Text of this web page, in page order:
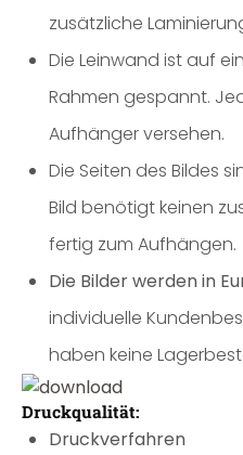
zusätzliche
Die Leinwand ist auf
Rahmen gespannt.
Aufhänger versehen.
Die Seiten des Bildes
Bild benötigt keinen
fertig zum Aufhängen.
Die Bilder werden in
individuelle
haben keine
Druckqualität:
Druckverfahren